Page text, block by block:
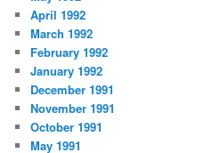
April 1992
March 1992
February 1992
January 1992
December 1991
November 1991
October 1991
May 1991